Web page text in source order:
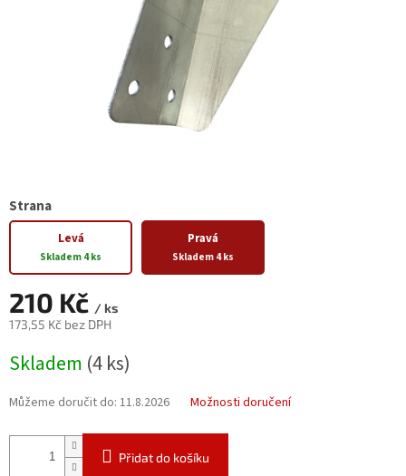
Strana
Levá
Skladem 4 ks
Pravá
Skladem 4 ks
210 Kč / ks
173,55 Kč bez DPH
cena:
Skladem (4 ks)
Můžeme doručit do: 11.8.2026 Možnosti doručení
Přidat do košíku